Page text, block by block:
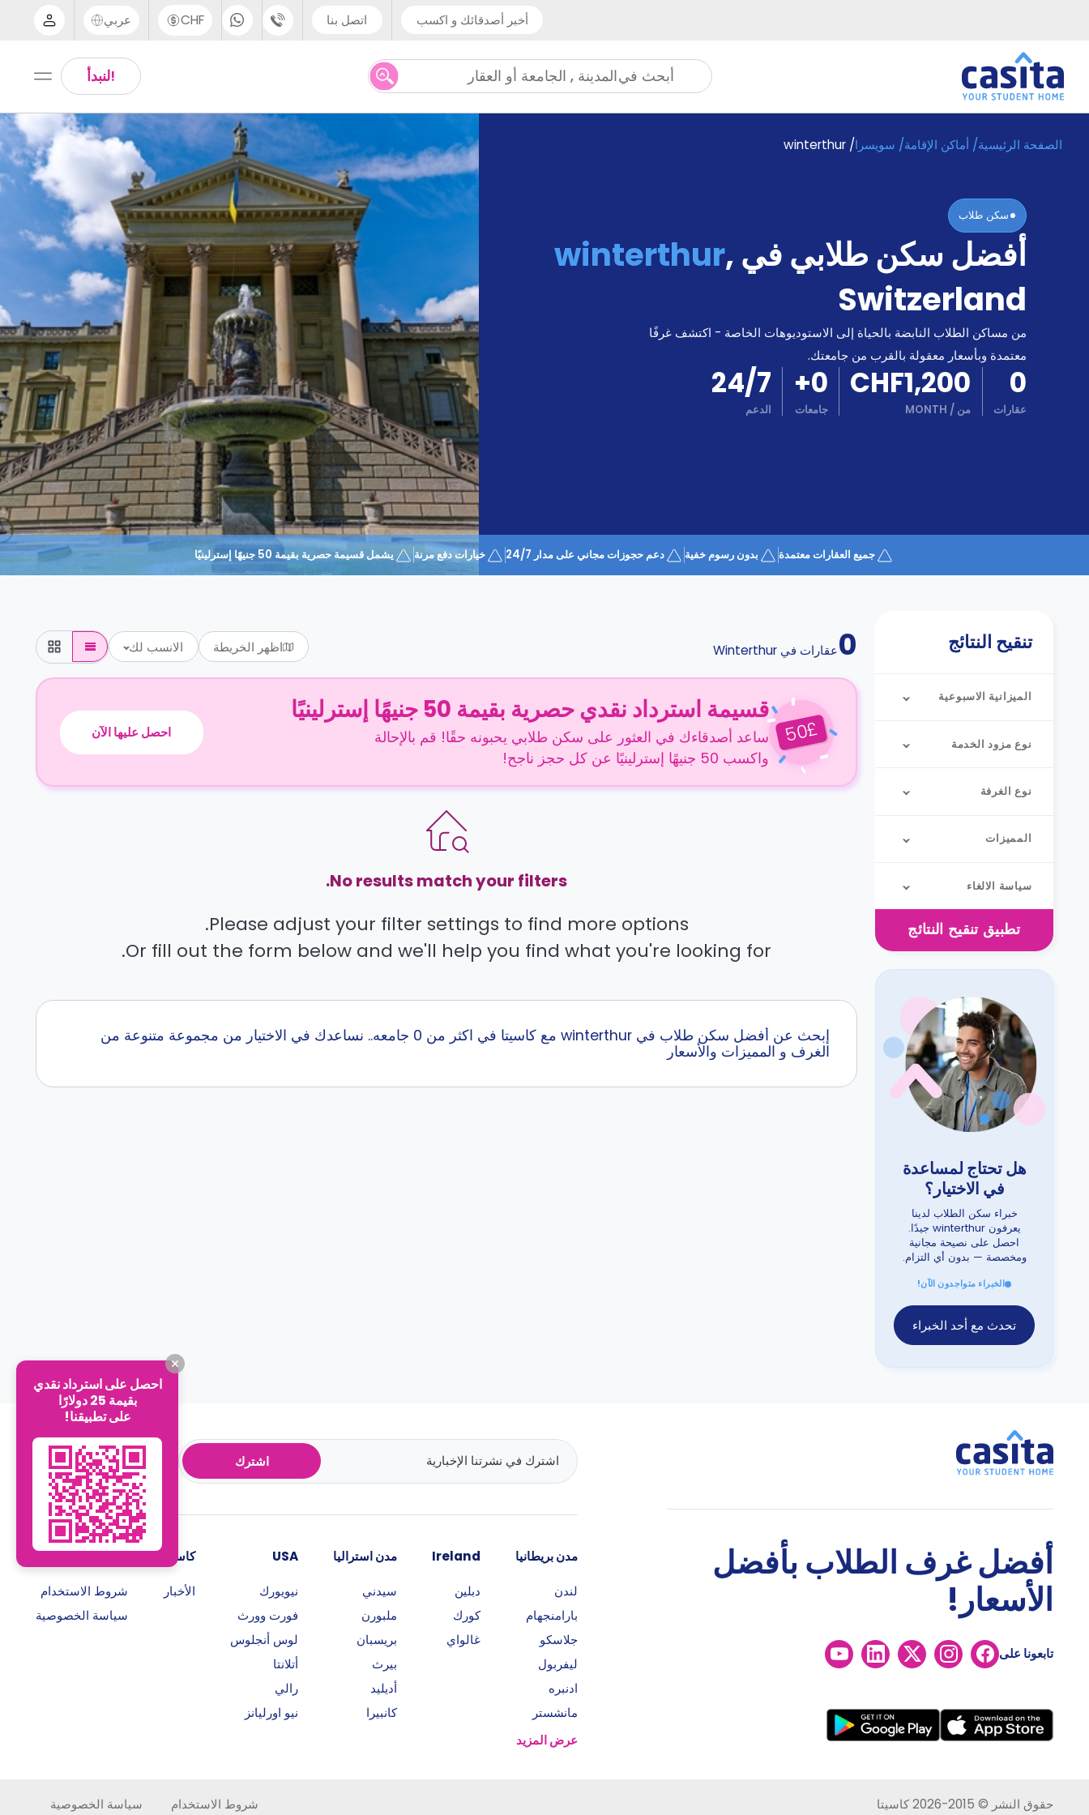
أخبر أصدقائك و اكسب اتصل بنا
UK - +44 (0) 20 3871 8666
IN - +91 (80) 3711 1326
US - +1 (646) 718 6172
CHF عربي
Arabic
English
Thai
!لنبدأ أبحث فيالمدينة , الجامعة أو العقار
الرئيسية عربي CHF
دخول
أصدقائك
تعمل؟
الصفحة الرئيسية/ أماكن الإقامة/ سويسرا/
winterthur
سكن طلاب
أفضل سكن طلابي في winterthur,
Switzerland
من مساكن الطلاب النابضة بالحياة إلى الاستوديوهات الخاصة - اكتشف غرفًا
معتمدة وبأسعار معقولة بالقرب من جامعتك.
0
عقارات
CHF1,200
من /
MONTH
0
+
جامعات
24/7
الدعم
جميع العقارات معتمدة بدون رسوم خفية دعم حجوزات مجاني على مدار 24/7 خيارات دفع مرنة يشمل قسيمة حصرية بقيمة 50 جنيهًا إسترلينيًا
تنقيح النتائج
الميزانية الاسبوعية
نوع مزود الخدمة
نوع الغرفة
المميزات
سياسة الالغاء
تطبيق تنقيح النتائج
هل تحتاج لمساعدة
في الاختيار؟
خبراء سكن الطلاب لدينا
يعرفون winterthur جيدًا.
احصل على نصيحة مجانية
ومخصصة — بدون أي التزام.
الخبراء متواجدون الآن!
تحدث مع أحد الخبراء
0عقارات في Winterthur اظهر الخريطة الانسب لك
£
50
قسيمة استرداد نقدي حصرية بقيمة 50 جنيهًا إسترلينيًا
ساعد أصدقاءك في العثور على سكن طلابي يحبونه حقًا! قم بالإحالة
واكسب 50 جنيهًا إسترلينيًا عن كل حجز ناجح!
احصل عليها الآن
No results match your filters.
Please adjust your filter settings to find more options.
Or fill out the form below and we'll help you find what you're looking for.
إبحث عن أفضل سكن طلاب في winterthur مع كاسيتا في اكثر من 0 جامعه.. نساعدك في الاختيار من مجموعة متنوعة من
الغرف و المميزات والأسعار
اشترك
أفضل غرف الطلاب بأفضل
الأسعار!
تابعونا على
مدن بريطانيا
لندن
بارامنجهام
جلاسكو
ليفربول
ادنبره
مانشستر
عرض المزيد
Ireland
دبلين
كورك
غالواي
مدن استراليا
سيدني
ملبورن
بريسبان
بيرث
أديليد
كانبيرا
USA
نيويورك
فورت وورث
لوس أنجلوس
أتلانتا
رالي
نيو اورليانز
كاسيتا
الأخبار
روابط هامة
شروط الاستخدام
سياسة الخصوصية
حقوق النشر © 2015-2026 كاسيتا شروط الاستخدام سياسة الخصوصية
احصل على استرداد نقدي
بقيمة 25 دولارًا
على تطبيقنا!